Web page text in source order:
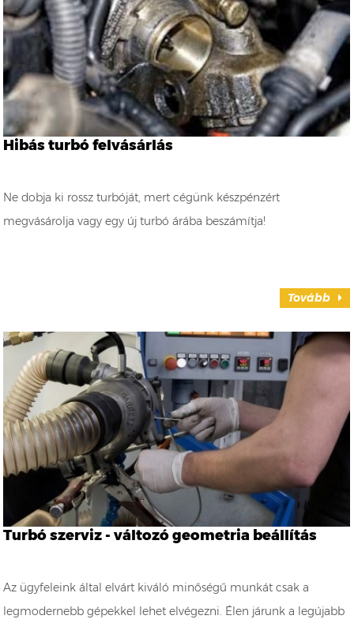
Hibás turbó felvásárlás
Ne dobja ki rossz turbóját, mert cégünk készpénzért
megvásárolja vagy egy új turbó árába beszámítja!
Tovább
Turbó szerviz - változó geometria beállítás
Az ügyfeleink által elvárt kiváló minőségű munkát csak a
legmodernebb gépekkel lehet elvégezni. Élen járunk a legújabb